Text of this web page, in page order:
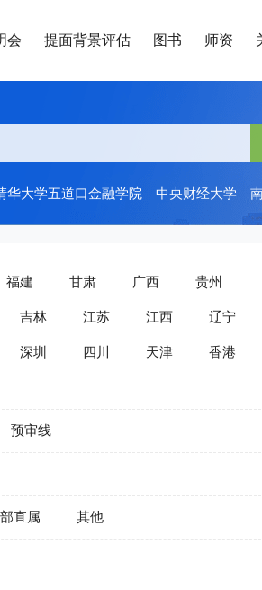
会 提面背景评估 图书 师资
华大学五道口金融学院 中央财经大学
福建 甘肃 广西 贵州
吉林 江苏 江西 辽宁
深圳 四川 天津 香港
预审线
直属 其他